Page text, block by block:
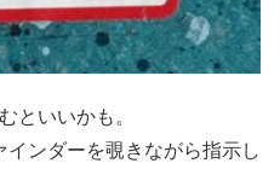
といいかも。
ンダーを覗きながら指示し